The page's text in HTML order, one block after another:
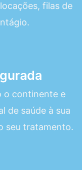
filas de
o continente e
de saúde à sua
seu tratamento.